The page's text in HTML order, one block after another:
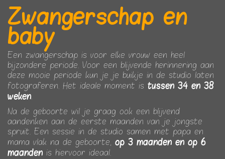
Zwangerschap en
baby
Een zwangerschap is voor elke vrouw een heel
bijzondere periode. Voor een blijvende herinnering aan
deze mooie periode kun je je buikje in de studio laten
fotograferen. Het ideale moment is tussen 34 en 38
weken.
Na de geboorte wil je graag ook een blijvend
aandenken aan de eerste maanden van je jongste
spruit. Een sessie in de studio samen met papa en
mama vlak na de geboorte, op 3 maanden en op 6
maanden is hiervoor ideaal.